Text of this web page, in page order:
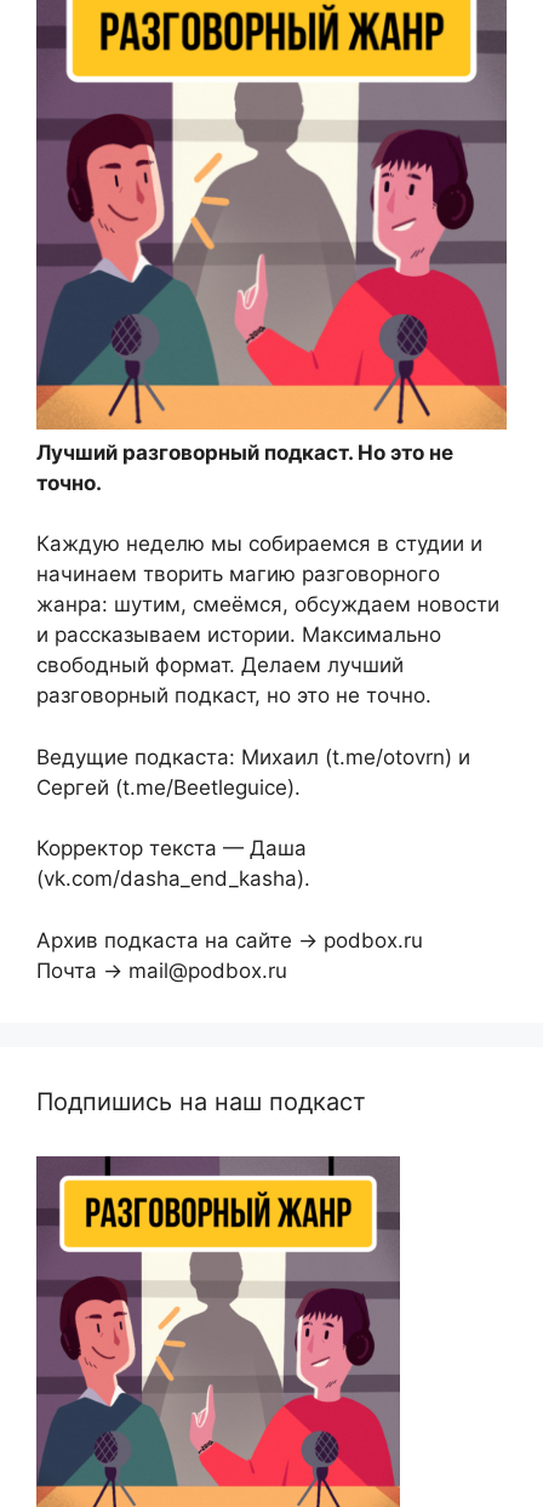
Лучший разговорный подкаст. Но это не
точно.
Каждую неделю мы собираемся в студии и
начинаем творить магию разговорного
жанра: шутим, смеёмся, обсуждаем новости
и рассказываем истории. Максимально
свободный формат. Делаем лучший
разговорный подкаст, но это не точно.
Ведущие подкаста: Михаил (t.me/otovrn) и
Сергей (t.me/Beetleguice).
Корректор текста — Даша
(vk.com/dasha_end_kasha).
Архив подкаста на сайте → podbox.ru
Почта → mail@podbox.ru
Подпишись на наш подкаст